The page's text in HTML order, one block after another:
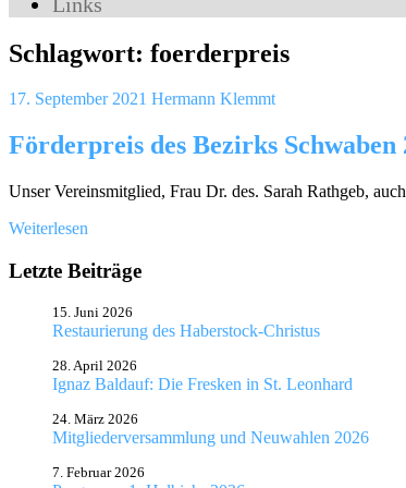
Schlagwort: foerderpreis
17. September 2021 Hermann Klemmt
Förderpreis des Bezirks Schwaben
Unser Vereinsmitglied, Frau Dr. des. Sarah Rathgeb,
Weiterlesen
Letzte Beiträge
Restaurierung des Haberstock-Christus
15. Juni 2026
Ignaz Baldauf: Die Fresken in St. Leonhard
28. April 2026
Mitgliederversammlung und Neuwahlen 2026
24. März 2026
7. Februar 2026